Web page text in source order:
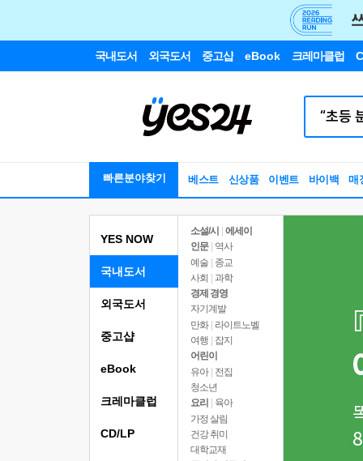
국내도서 외국도서 중고샵 eBook 크레마클럽
빠른분야찾기 베스트 신상품 이벤트 바이백 매
YES NOW
국내도서
소설/시
에세이
인문
역사
예술 | 종교
사회 | 과학
경제 경영
자기계발
만화 | 라이트노벨
여행
잡지
어린이
유아 | 전집
청소년
요리
육아
가정 살림
건강 취미
대학교재
외국도서
중고샵
eBook
크레마클럽
CD/LP